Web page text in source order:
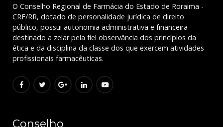
O Conselho Regional de Farmácia do Estado de Roraima -
CRF/RR, dotado de personalidade jurídica de direito
público, possui autonomia administrativa e financeira
destinado a zelar pela fiel observância dos princípios da
ética e da disciplina da classe dos que exercem atividades
profissionais farmacêuticas.
Conselho